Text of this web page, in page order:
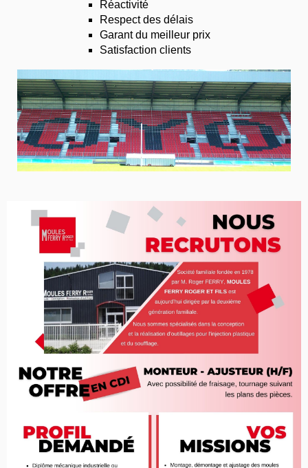
Réactivité
Respect des délais
Garant du meilleur prix
Satisfaction clients